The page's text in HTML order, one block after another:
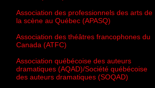
Association des professionnels des arts de
la scène au Québec (APASQ)
Association des théâtres francophones du
Canada (ATFC)
Association québécoise des auteurs
dramatiques (AQAD)/Société québécoise
des auteurs dramatiques (SOQAD)